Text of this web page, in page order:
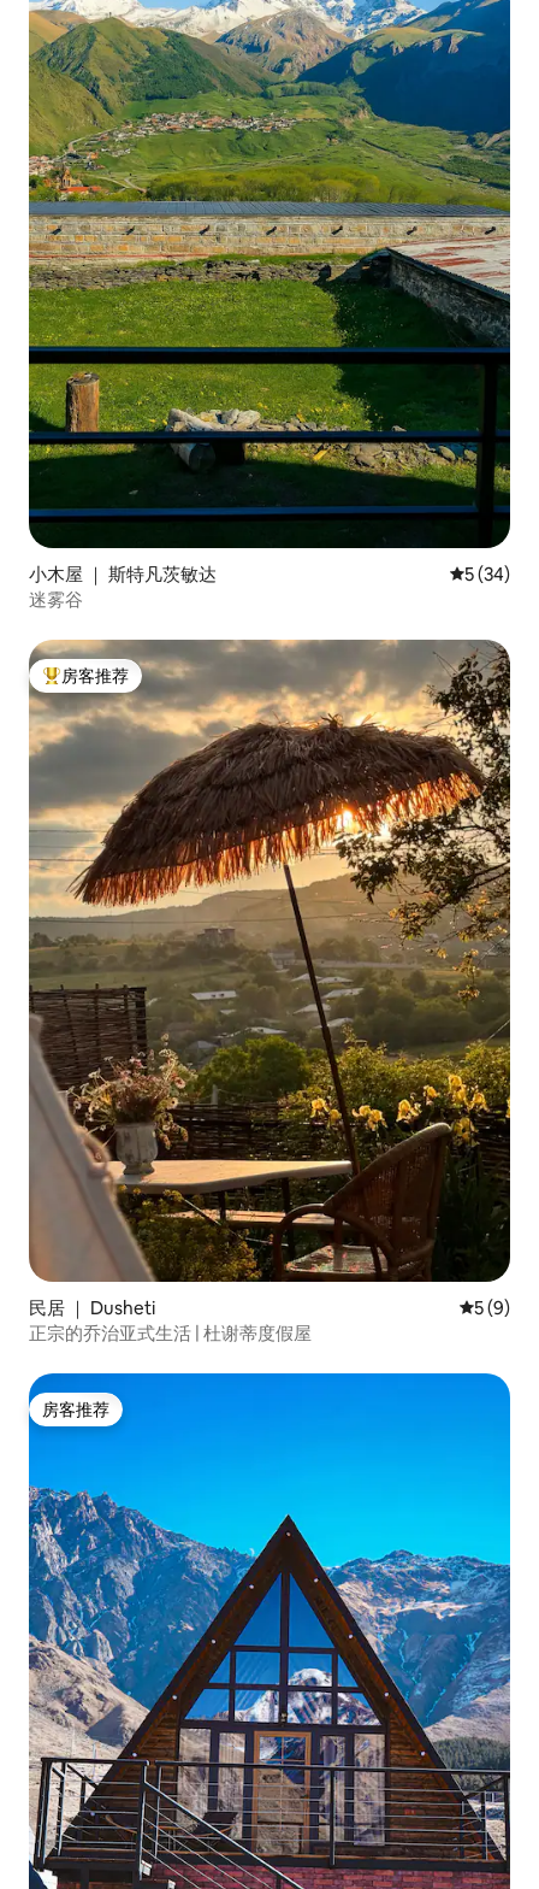
小木屋 ｜ 斯特凡茨敏达 平均评分
5 (34)
迷雾谷
热门「房客推荐」
房客推荐
民居 ｜ Dusheti 平均评分
5 (9)
正宗的乔治亚式生活 | 杜谢蒂度假屋
房客推荐
房客推荐